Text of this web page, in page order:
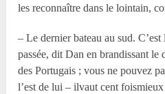
les reconnaître dans le lointain,
– Le dernier bateau au sud.
passée, dit Dan en brandissant
des Portugais ; vous ne pouvez
l’est de lui – ilvaut cent